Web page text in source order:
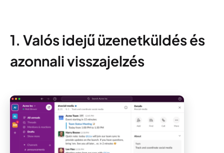
1. Valós idejű üzenetküldés és
azonnali visszajelzés